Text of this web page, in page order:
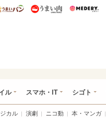
特集
いめし うまいパン うまい肉
ル スマホ・IT シゴト
カル 演劇 ニコ動 本・マンガ